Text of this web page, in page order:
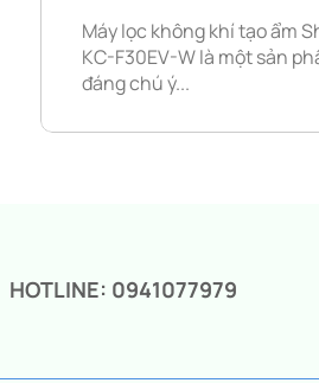
Máy lọc không khí tạo ẩm
KC-F30EV-W là một sản
đáng chú ý...
HOTLINE: 0941077979